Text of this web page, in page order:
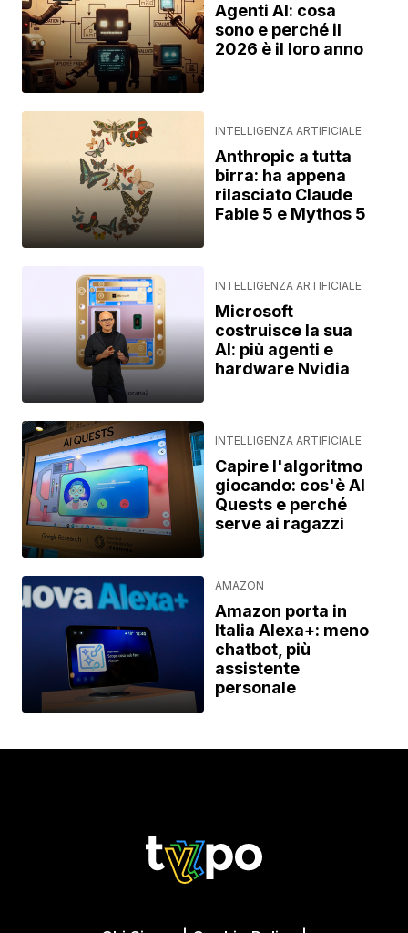
Agenti AI: cosa
sono e perché il
2026 è il loro anno
INTELLIGENZA ARTIFICIALE
Anthropic a tutta
birra: ha appena
rilasciato Claude
Fable 5 e Mythos 5
INTELLIGENZA ARTIFICIALE
Microsoft
costruisce la sua
AI: più agenti e
hardware Nvidia
INTELLIGENZA ARTIFICIALE
Capire l'algoritmo
giocando: cos'è AI
Quests e perché
serve ai ragazzi
AMAZON
Amazon porta in
Italia Alexa+: meno
chatbot, più
assistente
personale